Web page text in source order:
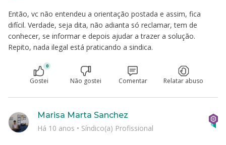
Então, vc não entendeu a orientação postada e assim, fica
difícil. Verdade, seja dita, não adianta só reclamar, tem de
conhecer, se informar e depois ajudar a trazer a solução.
Repito, nada ilegal está praticando a sindica.
0
Gostei Não gostei Comentar Relatar abuso
Marisa Marta Sanchez
Há 10 anos • Síndico(a) Profissional